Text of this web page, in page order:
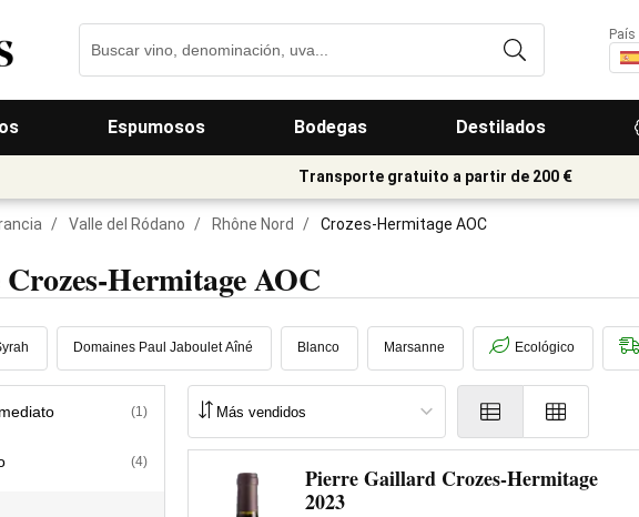
Espumosos Bodegas Destilados
Transporte gratuito a partir de 200 €
/ Valle del Ródano / Rhône Nord / Crozes-Hermitage AOC
Hermitage AOC
Domaines Paul Jaboulet Aîné Blanco Marsanne Ecológico
(1)
(4)
Pierre Gaillard Crozes-Hermitage
2023